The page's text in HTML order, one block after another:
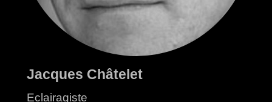
Jacques Châtelet
Eclairagiste